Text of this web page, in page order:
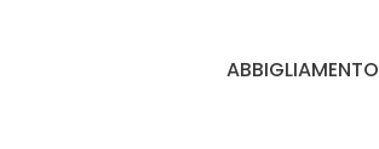
ABBIGLIAMENTO